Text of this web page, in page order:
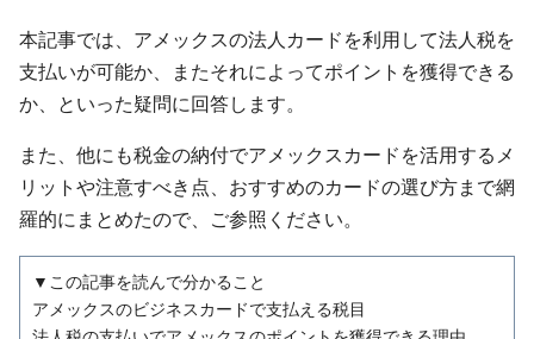
本記事では、アメックスの法人カードを利用して法人税を
支払いが可能か、またそれによってポイントを獲得できる
か、といった疑問に回答します。
また、他にも税金の納付でアメックスカードを活用するメ
リットや注意すべき点、おすすめのカードの選び方まで網
羅的にまとめたので、ご参照ください。
▼この記事を読んで分かること
アメックスのビジネスカードで支払える税目